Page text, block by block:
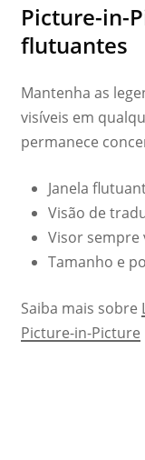
Picture-in-
flutuantes
Mantenha as
visíveis em
permanece
Janela
Visão de
Visor sempre
Tamanho e
Saiba mais sobre
Picture-in-Picture